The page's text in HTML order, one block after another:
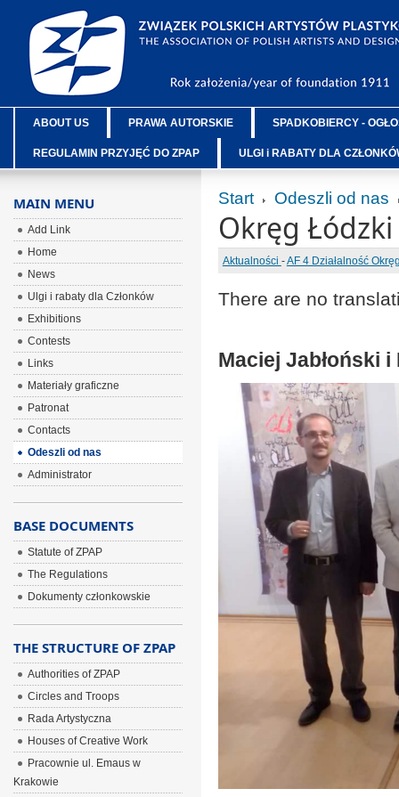
ABOUT US PRAWA AUTORSKIE SPADKOBIERCY -
REGULAMIN PRZYJĘĆ DO ZPAP ULGI i RABATY DLA
Start Odeszli od nas
Okręg Łódzki
Aktualności -AF 4 Działalność
There are no
Maciej Jabłoński
MAIN MENU
Add Link
Home
News
Ulgi i rabaty dla Członków
Exhibitions
Contests
Links
Materiały graficzne
Patronat
Contacts
Odeszli od nas
Administrator
BASE DOCUMENTS
Statute of ZPAP
The Regulations
Dokumenty członkowskie
THE STRUCTURE OF ZPAP
Authorities of ZPAP
Circles and Troops
Rada Artystyczna
Houses of Creative Work
Pracownie ul. Emaus w
Krakowie